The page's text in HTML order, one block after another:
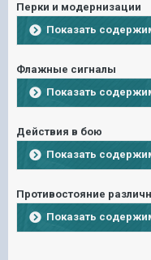
Перки и модернизации
Показать
Флажные сигналы
Показать
Действия в бою
Показать
Противостояние
Показать